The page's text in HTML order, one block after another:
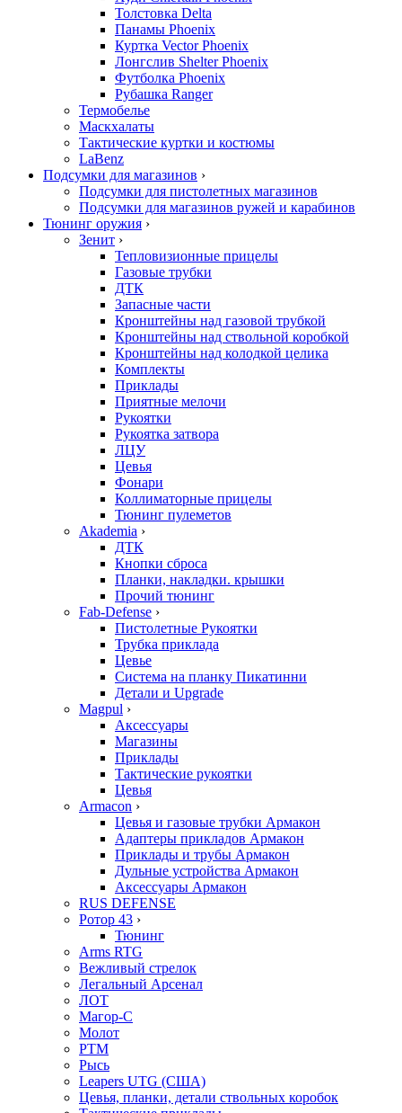
Толстовка Delta
Панамы Phoenix
Куртка Vector Phoenix
Лонгслив Shelter Phoenix
Футболка Phoenix
Рубашка Ranger
Термобелье
Маскхалаты
Тактические куртки и костюмы
LaBenz
Подсумки для магазинов ›
Подсумки для пистолетных магазинов
Подсумки для магазинов ружей и карабинов
Тюнинг оружия ›
Зенит ›
Тепловизионные прицелы
Газовые трубки
ДТК
Запасные части
Кронштейны над газовой трубкой
Кронштейны над ствольной коробкой
Кронштейны над колодкой целика
Комплекты
Приклады
Приятные мелочи
Рукоятки
Рукоятка затвора
ЛЦУ
Цевья
Фонари
Коллиматорные прицелы
Тюнинг пулеметов
Akademia ›
ДТК
Кнопки сброса
Планки, накладки. крышки
Прочий тюнинг
Fab-Defense ›
Пистолетные Рукоятки
Трубка приклада
Цевье
Система на планку Пикатинни
Детали и Upgrade
Magpul ›
Аксессуары
Магазины
Приклады
Тактические рукоятки
Цевья
Armacon ›
Цевья и газовые трубки Армакон
Адаптеры прикладов Армакон
Приклады и трубы Армакон
Дульные устройства Армакон
Аксессуары Армакон
RUS DEFENSE
Ротор 43 ›
Тюнинг
Arms RTG
Вежливый стрелок
Легальный Арсенал
ЛОТ
Магор-С
Молот
РТМ
Рысь
Leapers UTG (США)
Цевья, планки, детали ствольных коробок